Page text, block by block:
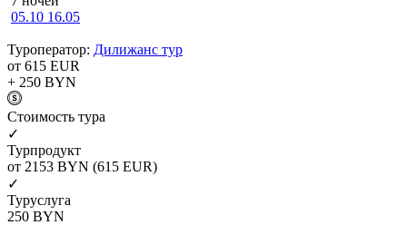
05.10 16.05
Туроператор: Дилижанс тур
от 615 EUR
+ 250 BYN
Cтоимость тура
✓
Турпродукт
от 2153 BYN (615 EUR)
✓
Туруслуга
250 BYN